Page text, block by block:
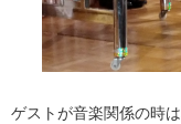
ゲストが音楽関係の時